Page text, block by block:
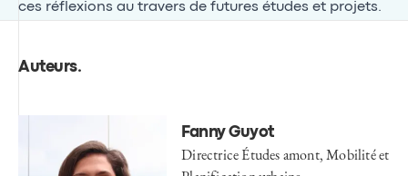
ces réflexions au travers de futures études et projets.
Auteurs.
Fanny Guyot
Directrice Études amont, Mobilité et